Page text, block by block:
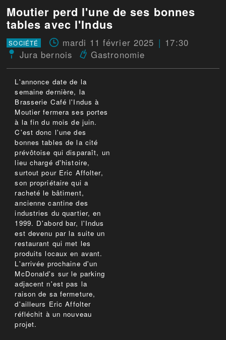
Moutier perd l'une de ses bonnes
tables avec l'Indus
SOCIÉTÉ mardi 11 février 2025
17:30
Jura bernois
Gastronomie
L'annonce date de la
semaine dernière, la
Brasserie Café l'Indus à
Moutier fermera ses portes
à la fin du mois de juin.
C'est donc l'une des
bonnes tables de la cité
prévôtoise qui disparaît, un
lieu chargé d'histoire,
surtout pour Eric Affolter,
son propriétaire qui a
racheté le bâtiment,
ancienne cantine des
industries du quartier, en
1999. D'abord bar, l'Indus
est devenu par la suite un
restaurant qui met les
produits locaux en avant.
L'arrivée prochaine d'un
McDonald's sur le parking
adjacent n'est pas la
raison de sa fermeture,
d'ailleurs Eric Affolter
réfléchit à un nouveau
projet.